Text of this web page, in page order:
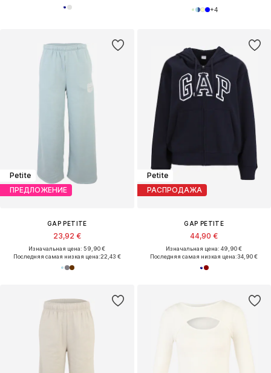
+4
Petite
ПРЕДЛОЖЕНИЕ
GAP PETITE
23,92 €
Изначальная цена: 59,90 €
Последняя самая низкая цена:22,43 €
Petite
РАСПРОДАЖА
GAP PETITE
44,90 €
Изначальная цена: 49,90 €
Последняя самая низкая цена:34,90 €